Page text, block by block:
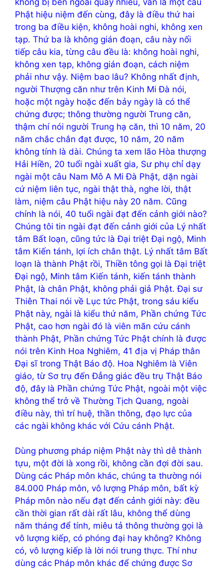
Phật hiệu niệm đến cùng, đây là điều thứ hai
trong ba điều kiện, không hoài nghi, không xen
tạp. Thứ ba là không gián đoạn, câu này nối
tiếp câu kia, từng câu đều là: không hoài nghi,
không xen tạp, không gián đoạn, cách niệm
phải như vậy. Niệm bao lâu? Không nhất định,
người Thượng căn như trên Kinh Mi Đà nói,
hoặc một ngày hoặc đến bảy ngày là có thể
chứng được; thông thường người Trung căn,
thậm chí nói người Trung hạ căn, thì 10 năm, 20
năm chắc chắn đạt được, 10 năm, 20 năm
không tính là dài. Chúng ta xem lão Hòa thượng
Hải Hiền, 20 tuổi ngài xuất gia, Sư phụ chỉ dạy
ngài một câu Nam Mô A Mi Đà Phật, dặn ngài
cứ niệm liên tục, ngài thật thà, nghe lời, thật
làm, niệm câu Phật hiệu này 20 năm. Cũng
chính là nói, 40 tuổi ngài đạt đến cảnh giới nào?
Chúng tôi tin ngài đạt đến cảnh giới của Lý nhất
tâm Bất loạn, cũng tức là Đại triệt Đại ngộ, Minh
tâm Kiến tánh, lợi ích chân thật. Lý nhất tâm Bất
loạn là thành Phật rồi, Thiền tông gọi là Đại triệt
Đại ngộ, Minh tâm Kiến tánh, kiến tánh thành
Phật, là chân Phật, không phải giả Phật. Đại sư
Thiên Thai nói về Lục tức Phật, trong sáu kiểu
Phật này, ngài là kiểu thứ năm, Phần chứng Tức
Phật, cao hơn ngài đó là viên mãn cứu cánh
thành Phật, Phần chứng Tức Phật chính là được
nói trên Kinh Hoa Nghiêm, 41 địa vị Pháp thân
Đại sĩ trong Thật Báo độ. Hoa Nghiêm là Viên
giáo, từ Sơ trụ đến Đẳng giác đều trụ Thật Báo
độ, đây là Phần chứng Tức Phật, ngoài một việc
không thể trở về Thường Tịch Quang, ngoài
điều này, thì trí huệ, thần thông, đạo lực của
các ngài không khác với Cứu cánh Phật.
Dùng phương pháp niệm Phật này thì dễ thành
tựu, một đời là xong rồi, không cần đợi đời sau.
Dùng các Pháp môn khác, chúng ta thường nói
84.000 Pháp môn, vô lượng Pháp môn, bất kỳ
Pháp môn nào nếu đạt đến cảnh giới này: đều
cần thời gian rất dài rất lâu, không thể dùng
năm tháng để tính, miêu tả thông thường gọi là
vô lượng kiếp, có phóng đại hay không? Không
có, vô lượng kiếp là lời nói trung thực. Thí như
dùng các Pháp môn khác để chứng được Sơ